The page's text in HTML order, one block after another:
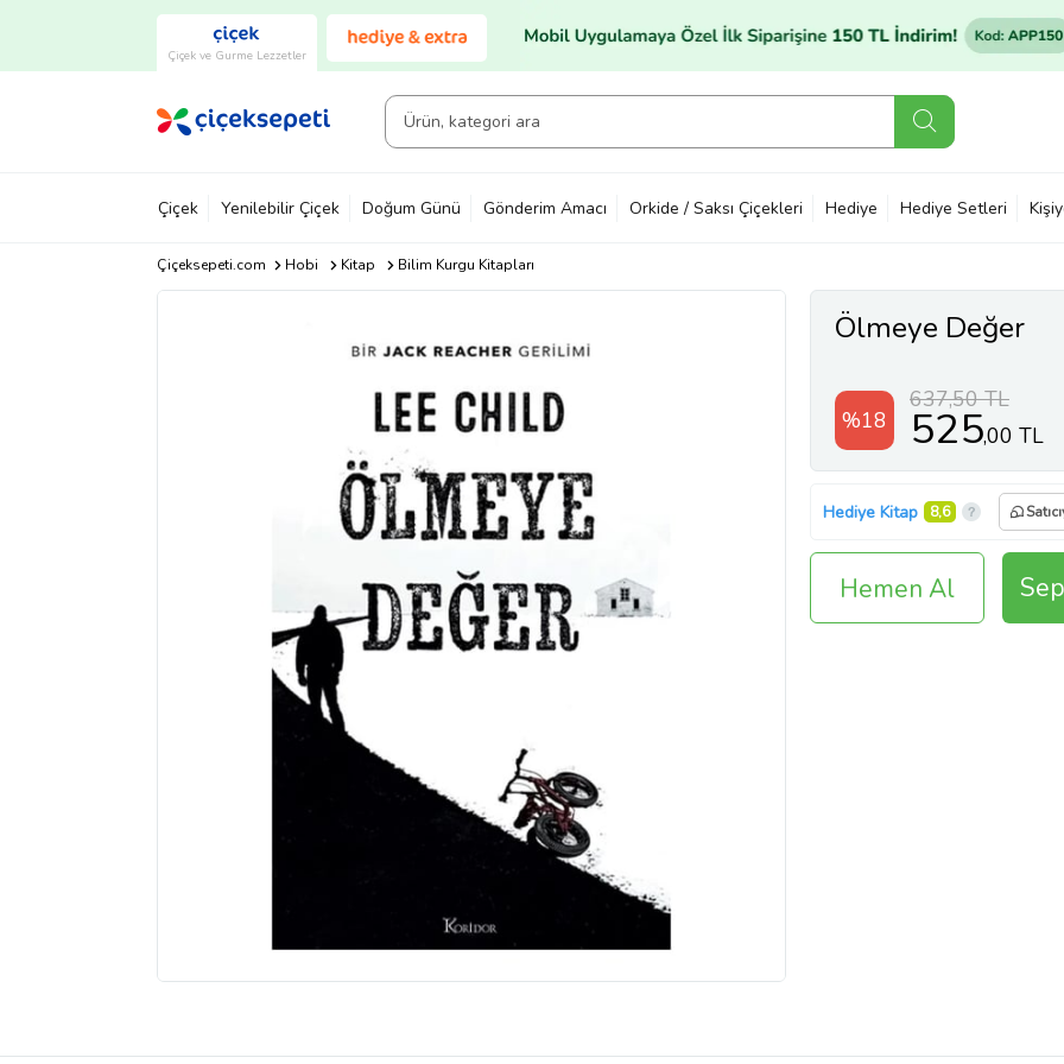
Çiçek ve Gurme Lezzetler
Çiçek Yenilebilir Çiçek Doğum Günü Gönderim Amacı Orkide / Saksı Çiçekleri Hediye Hediye Setleri
Çiçeksepeti.com Hobi Kitap Bilim Kurgu Kitapları
Ölmeye Değer
%18
637,50 TL
525,00 TL
Hediye Kitap 8,6
Hemen Al